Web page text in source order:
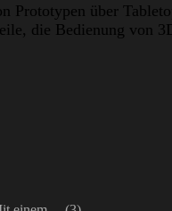
über
die Bedienung von